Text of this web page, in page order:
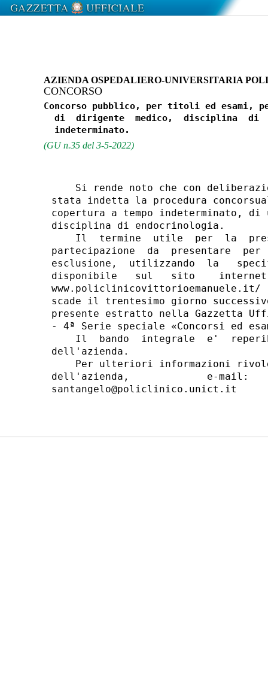
AZIENDA OSPEDALIERO-UNIVERSITARIA
CONCORSO
Concorso pubblico, per titoli ed esami,
di  dirigente  medico,  disciplina  di
(GU n.35 del 3-5-2022)
Si rende noto che con
stata indetta la procedura
copertura a tempo indeterminato,
disciplina di endocrinologia.
Il  termine  utile  per  la
partecipazione  da  presentare
esclusione,  utilizzando  la
disponibile   sul   sito
scade il trentesimo giorno
presente estratto nella Gazzetta
- 4ª Serie speciale «Concorsi ed
Il  bando  integrale  e'
dell'azienda.
Per ulteriori informazioni
dell'azienda,             e-mail:
santangelo@policlinico.unict.it